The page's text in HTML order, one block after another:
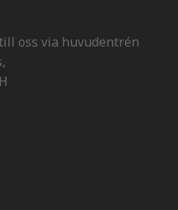
oss via huvudentrén